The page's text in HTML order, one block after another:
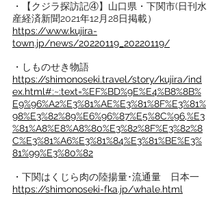
・【クジラ探訪記④】山口県・下関市(日刊水
産経済新聞2021年12月28日掲載）
https://www.kujira-
town.jp/news/20220119_20220119/
・しものせき物語
https://shimonoseki.travel/story/kujira/ind
ex.html#:~:text=%EF%BD%9E%E4%B8%8B%
E9%96%A2%E3%81%AE%E3%81%8F%E3%81%
98%E3%82%89%E6%96%87%E5%8C%96,%E3
%81%A8%E8%A8%80%E3%82%8F%E3%82%8
C%E3%81%A6%E3%81%84%E3%81%BE%E3%
81%99%E3%80%82
・下関はくじら肉の陸揚量･流通量　日本一
https://shimonoseki-fka.jp/whale.html